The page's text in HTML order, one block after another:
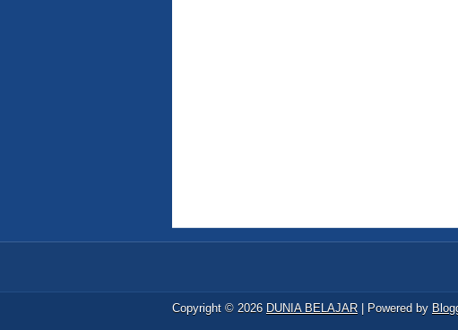
Copyright © 2026 DUNIA BELAJAR | Powered by